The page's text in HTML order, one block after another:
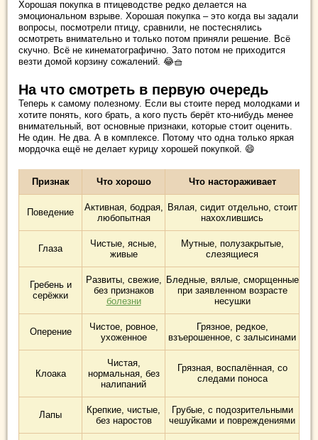
Хорошая покупка в птицеводстве редко делается на
эмоциональном взрыве. Хорошая покупка – это когда вы задали
вопросы, посмотрели птицу, сравнили, не постеснялись
осмотреть внимательно и только потом приняли решение. Всё
скучно. Всё не кинематографично. Зато потом не приходится
везти домой корзину сожалений. 😂🧺
На что смотреть в первую очередь
Теперь к самому полезному. Если вы стоите перед молодками и
хотите понять, кого брать, а кого пусть берёт кто-нибудь менее
внимательный, вот основные признаки, которые стоит оценить.
Не один. Не два. А в комплексе. Потому что одна только яркая
мордочка ещё не делает курицу хорошей покупкой. 😄
Признак Что хорошо Что настораживает
Поведение
Активная, бодрая,
любопытная
Вялая, сидит отдельно, стоит
нахохлившись
Глаза
Чистые, ясные,
живые
Мутные, полузакрытые,
слезящиеся
Гребень и
серёжки
Развиты, свежие,
без признаков
болезни
Бледные, вялые, сморщенные
при заявленном возрасте
несушки
Оперение
Чистое, ровное,
ухоженное
Грязное, редкое,
взъерошенное, с залысинами
Клоака
Чистая,
нормальная, без
налипаний
Грязная, воспалённая, со
следами поноса
Лапы
Крепкие, чистые,
без наростов
Грубые, с подозрительными
чешуйками и повреждениями